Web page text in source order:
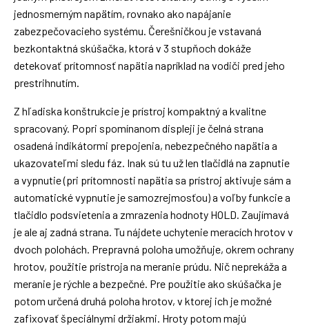
jednosmerným napätím, rovnako ako napájanie
zabezpečovacieho systému. Čerešničkou je vstavaná
bezkontaktná skúšačka, ktorá v 3 stupňoch dokáže
detekovať prítomnosť napätia napríklad na vodiči pred jeho
prestrihnutím.
Z hľadiska konštrukcie je prístroj kompaktný a kvalitne
spracovaný. Popri spomínanom displeji je čelná strana
osadená indikátormi prepojenia, nebezpečného napätia a
ukazovateľmi sledu fáz. Inak sú tu už len tlačidlá na zapnutie
a vypnutie (pri prítomnosti napätia sa prístroj aktivuje sám a
automatické vypnutie je samozrejmosťou) a voľby funkcie a
tlačidlo podsvietenia a zmrazenia hodnoty HOLD. Zaujímavá
je ale aj zadná strana. Tu nájdete uchytenie meracích hrotov v
dvoch polohách. Prepravná poloha umožňuje, okrem ochrany
hrotov, použitie prístroja na meranie prúdu. Nič neprekáža a
meranie je rýchle a bezpečné. Pre použitie ako skúšačka je
potom určená druhá poloha hrotov, v ktorej ich je možné
zafixovať špeciálnymi držiakmi. Hroty potom majú